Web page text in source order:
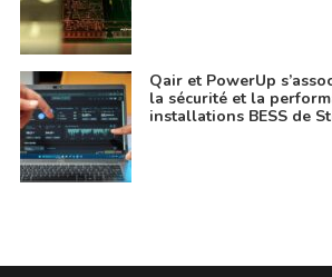
Qair et PowerUp
la sécurité et la
installations BESS de